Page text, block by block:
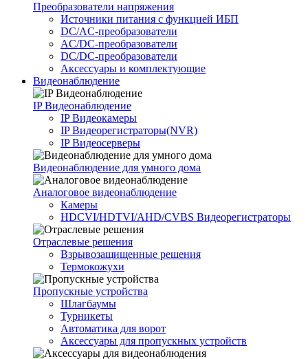
Преобразователи напряжения
Источники питания c функцией ИБП
DC/AC-преобразователи
AC/DC-преобразователи
DC/DC-преобразователи
Аксессуары и комплектующие
Видеонаблюдение
IP Видеонаблюдение
IP Видеокамеры
IP Видеорегистраторы(NVR)
IP Видеосерверы
Видеонаблюдение для умного дома
Аналоговое видеонаблюдение
Камеры
HDCVI/HDTVI/AHD/CVBS Видеорегистраторы
Отраслевые решения
Взрывозащищенные решения
Термокожухи
Пропускные устройства
Шлагбаумы
Турникеты
Автоматика для ворот
Аксессуары для пропускных устройств